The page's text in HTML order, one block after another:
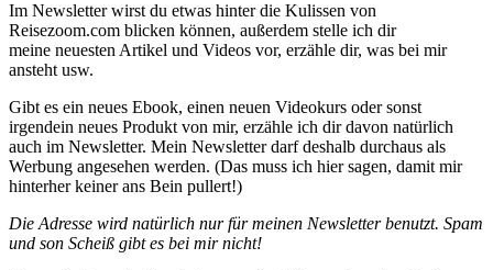
Im Newsletter wirst du etwas hinter die Kulissen von
Reisezoom.com blicken können, außerdem stelle ich dir
meine neuesten Artikel und Videos vor, erzähle dir, was bei mir
ansteht usw.
Gibt es ein neues Ebook, einen neuen Videokurs oder sonst
irgendein neues Produkt von mir, erzähle ich dir davon natürlich
auch im Newsletter. Mein Newsletter darf deshalb durchaus als
Werbung angesehen werden. (Das muss ich hier sagen, damit mir
hinterher keiner ans Bein pullert!)
Die Adresse wird natürlich nur für meinen Newsletter benutzt. Spam
und son Scheiß gibt es bei mir nicht!